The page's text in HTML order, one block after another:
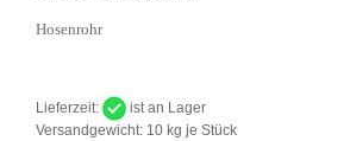
Hosenrohr
Lieferzeit:
ist an Lager
Versandgewicht: 10 kg je Stück